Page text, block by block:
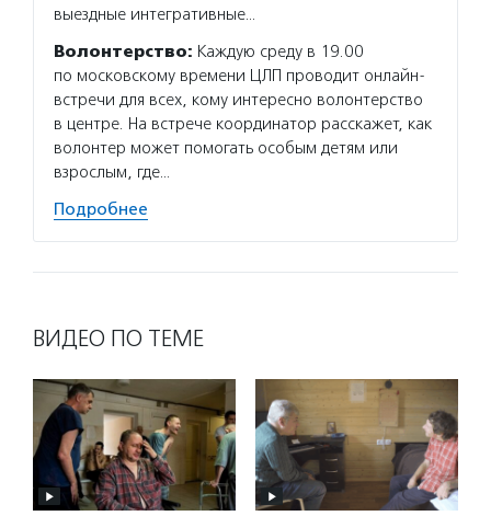
выездные интегративные…
Волонтерство: Каждую среду в 19.00
по московскому времени ЦЛП проводит онлайн-
встречи для всех, кому интересно волонтерство
в центре. На встрече координатор расскажет, как
волонтер может помогать особым детям или
взрослым, где…
Подробнее
ВИДЕО ПО ТЕМЕ